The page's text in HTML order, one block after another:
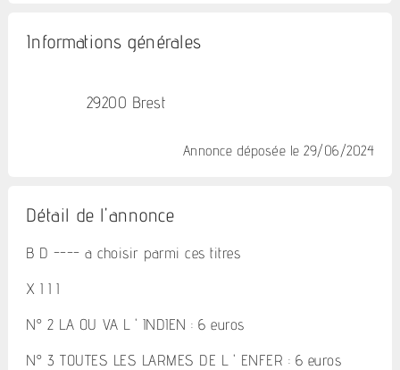
Informations générales
29200 Brest
Annonce déposée le 29/06/2024
Détail de l'annonce
B D ---- a choisir parmi ces titres
X I I I
N° 2 LA OU VA L ' INDIEN : 6 euros
N° 3 TOUTES LES LARMES DE L ' ENFER : 6 euros